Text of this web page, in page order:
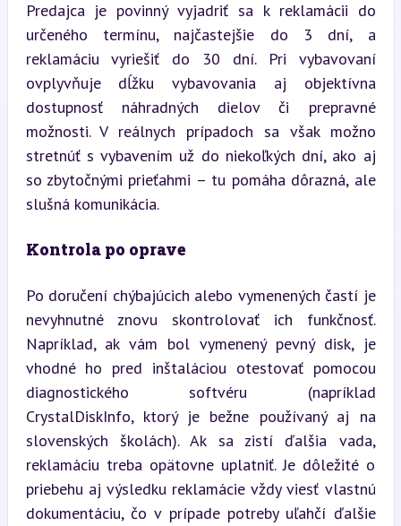
Predajca je povinný vyjadriť sa k reklamácii do
určeného termínu, najčastejšie do 3 dní, a
reklamáciu vyriešiť do 30 dní. Pri vybavovaní
ovplyvňuje dĺžku vybavovania aj objektívna
dostupnosť náhradných dielov či prepravné
možnosti. V reálnych prípadoch sa však možno
stretnúť s vybavením už do niekoľkých dní, ako aj
so zbytočnými prieťahmi – tu pomáha dôrazná, ale
slušná komunikácia.
Kontrola po oprave
Po doručení chýbajúcich alebo vymenených častí je
nevyhnutné znovu skontrolovať ich funkčnosť.
Napríklad, ak vám bol vymenený pevný disk, je
vhodné ho pred inštaláciou otestovať pomocou
diagnostického softvéru (napríklad
CrystalDiskInfo, ktorý je bežne používaný aj na
slovenských školách). Ak sa zistí ďalšia vada,
reklamáciu treba opätovne uplatniť. Je dôležité o
priebehu aj výsledku reklamácie vždy viesť vlastnú
dokumentáciu, čo v prípade potreby uľahčí ďalšie